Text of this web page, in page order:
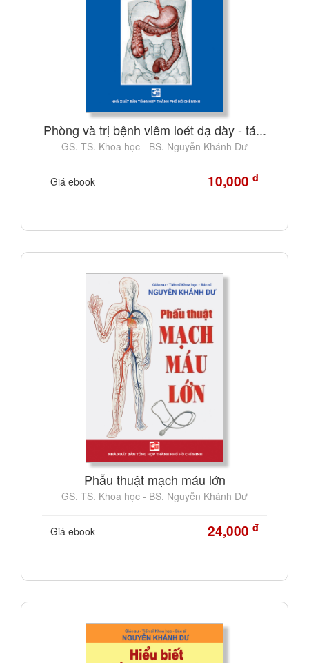
Phòng và trị bệnh viêm loét dạ dày - tá...
GS. TS. Khoa học - BS. Nguyễn Khánh Dư
Giá ebook 10,000 đ
Phẫu thuật mạch máu lớn
GS. TS. Khoa học - BS. Nguyễn Khánh Dư
Giá ebook 24,000 đ